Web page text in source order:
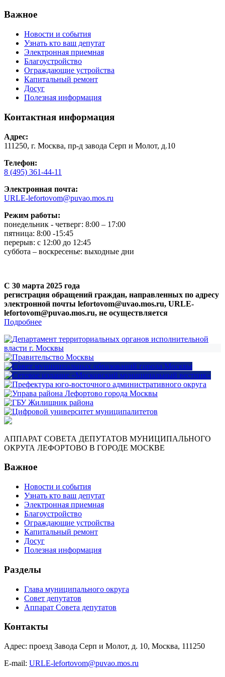
Важное
Новости и события
Узнать кто ваш депутат
Электронная приемная
Благоустройство
Ограждающие устройства
Капитальный ремонт
Досуг
Полезная информация
Контактная информация
Адрес:
111250, г. Москва, пр-д завода Серп и Молот, д.10
Телефон:
8 (495) 361-44-11
Электронная почта:
URLE-lefortovom@puvao.mos.ru
Режим работы:
понедельник - четверг: 8:00 – 17:00
пятница: 8:00 -15:45
перерыв: с 12:00 до 12:45
суббота – воскресенье: выходные дни
С 30 марта 2025 года
регистрация обращений граждан, направленных по адресу
электронной почты lefortovom@uvao.mos.ru, URLE-
lefortovom@puvao.mos.ru, не осуществляется
Подробнее
АППАРАТ СОВЕТА ДЕПУТАТОВ МУНИЦИПАЛЬНОГО
ОКРУГА ЛЕФОРТОВО В ГОРОДЕ МОСКВЕ
Важное
Новости и события
Узнать кто ваш депутат
Электронная приемная
Благоустройство
Ограждающие устройства
Капитальный ремонт
Досуг
Полезная информация
Разделы
Глава муниципального округа
Совет депутатов
Аппарат Совета депутатов
Контакты
Адрес: проезд Завода Серп и Молот, д. 10, Москва, 111250
E-mail: URLE-lefortovom@puvao.mos.ru